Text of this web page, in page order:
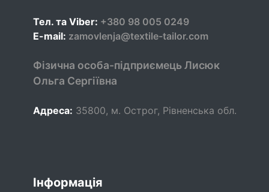
Тел. та Viber: +380 98 005 0249
E-mail: zamovlenja@textile-tailor.com
Фізична особа-підприємець Лисюк
Ольга Сергіївна
Адреса: 35800, м. Острог, Рівненська обл.
Інформація